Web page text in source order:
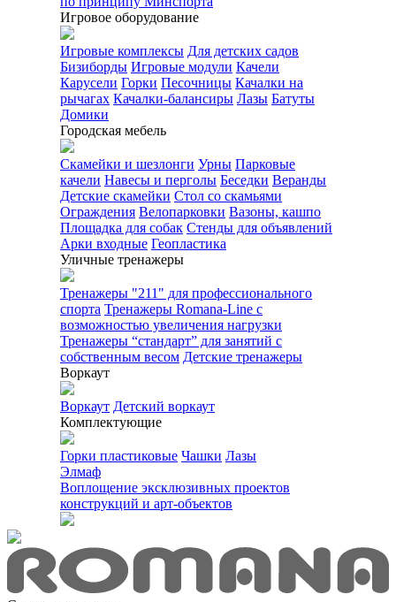
Игровое оборудование
Игровые комплексы Для детских садов
Бизиборды Игровые модули Качели
Карусели Горки Песочницы Качалки на
рычагах Качалки-балансиры Лазы Батуты
Домики
Городская мебель
Скамейки и шезлонги Урны Парковые
качели Навесы и перголы Беседки Веранды
Детские скамейки Стол со скамьями
Ограждения Велопарковки Вазоны, кашпо
Площадка для собак Стенды для объявлений
Арки входные Геопластика
Уличные тренажеры
Тренажеры "211" для профессионального
спорта Тренажеры Romana-Line с
возможностью увеличения нагрузки
Тренажеры “стандарт” для занятий с
собственным весом Детские тренажеры
Воркаут
Воркаут Детский воркаут
Комплектующие
Горки пластиковые Чашки Лазы
Элмаф
Воплощение эксклюзивных проектов
конструкций и арт-объектов